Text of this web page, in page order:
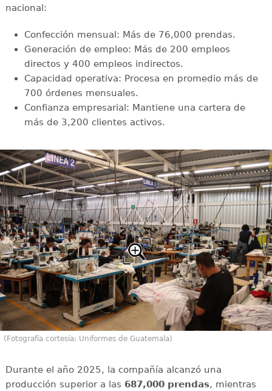
nacional:
Confección mensual: Más de 76,000 prendas.
Generación de empleo: Más de 200 empleos
directos y 400 empleos indirectos.
Capacidad operativa: Procesa en promedio más de
700 órdenes mensuales.
Confianza empresarial: Mantiene una cartera de
más de 3,200 clientes activos.
(Fotografía cortesía: Uniformes de Guatemala)
Durante el año 2025, la compañía alcanzó una
producción superior a las 687,000 prendas, mientras